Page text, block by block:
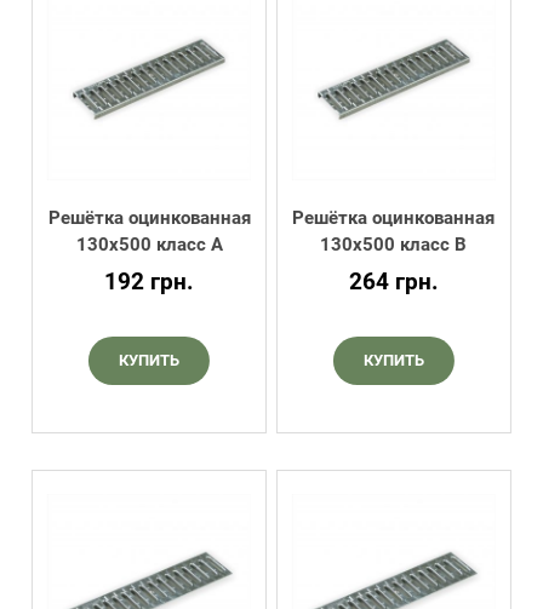
Решётка оцинкованная
130х500 класс А
192 грн.
КУПИТЬ
Решётка оцинкованная
130х500 класс В
264 грн.
КУПИТЬ